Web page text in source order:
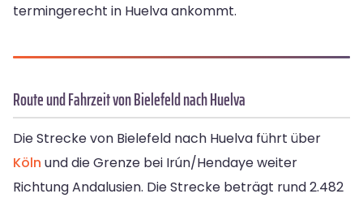
termingerecht in Huelva ankommt.
Route und Fahrzeit von Bielefeld nach Huelva
Die Strecke von Bielefeld nach Huelva führt über
Köln und die Grenze bei Irún/Hendaye weiter
Richtung Andalusien. Die Strecke beträgt rund 2.482